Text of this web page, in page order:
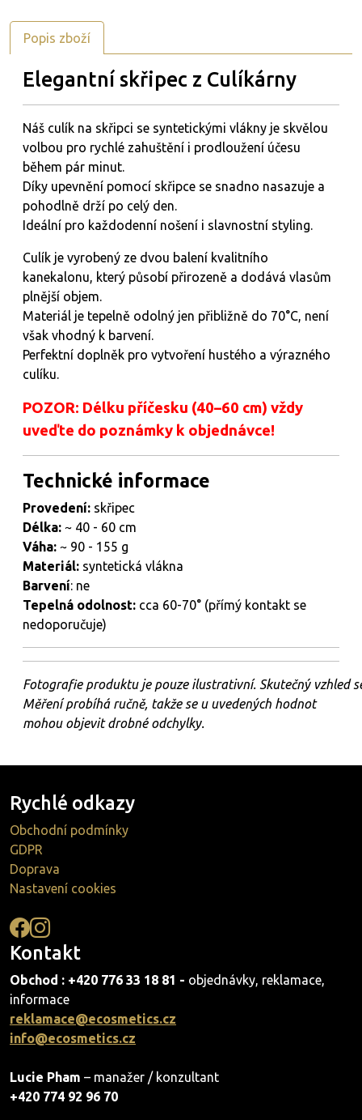
Popis zboží
Elegantní skřipec z Culíkárny
Náš culík na skřipci se syntetickými vlákny je skvělou
volbou pro rychlé zahuštění i prodloužení účesu
během pár minut.
Díky upevnění pomocí skřipce se snadno nasazuje a
pohodlně drží po celý den.
Ideální pro každodenní nošení i slavnostní styling.
Culík je vyrobený ze dvou balení kvalitního
kanekalonu, který působí přirozeně a dodává vlasům
plnější objem.
Materiál je tepelně odolný jen přibližně do 70°C, není
však vhodný k barvení.
Perfektní doplněk pro vytvoření hustého a výrazného
culíku.
POZOR: Délku příčesku (40–60 cm) vždy
uveďte do poznámky k objednávce!
Technické informace
Provedení: skřipec
Délka: ~ 40 - 60 cm
Váha: ~ 90 - 155 g
Materiál: syntetická vlákna
Barvení: ne
Tepelná odolnost: cca 60-70° (přímý kontakt se
nedoporučuje)
Fotografie produktu je pouze ilustrativní. Skutečný vzhled
Měření probíhá ručně, takže se u uvedených hodnot
mohou objevit drobné odchylky.
Rychlé odkazy
Obchodní podmínky
GDPR
Doprava
Nastavení cookies
Kontakt
Obchod : +420 776 33 18 81 - objednávky, reklamace,
informace
reklamace@ecosmetics.cz
info@ecosmetics.cz
Lucie Pham – manažer / konzultant
+420 774 92 96 70